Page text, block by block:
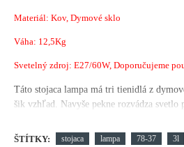
Materiál: Kov, Dymové sklo
Váha: 12,5Kg
Svetelný zdroj: E27/60W, Doporučujeme
Táto stojaca lampa má tri tienidlá z
šik vzhľad.
Navyše pekne rozvádza svetlo
ŠTÍTKY: stojaca lampa 78-37 3l